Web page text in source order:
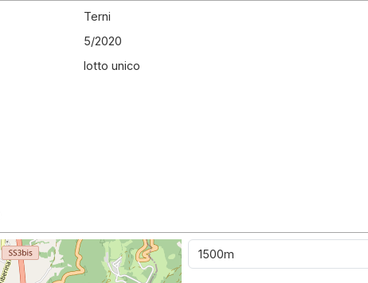
Terni
5/2020
lotto unico